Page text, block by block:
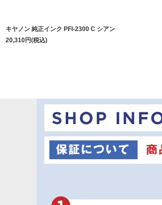
キヤノン 純正インク PFI-2300 C シアン
20,310円(税込)